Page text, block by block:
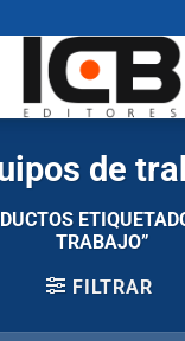
de
TRABAJO”
FILTRAR